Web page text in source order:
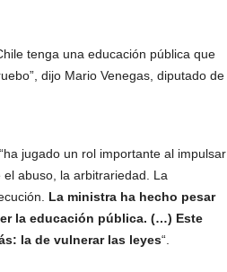
tenga una educación pública que
dijo Mario Venegas, diputado de
jugado un rol importante al impulsar
abuso, la arbitrariedad. La
La ministra ha hecho pesar
la educación pública. (…) Este
la de vulnerar las leyes“.